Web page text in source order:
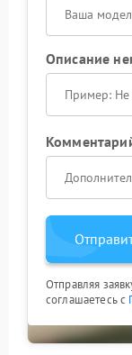
Описание
Отправляя
соглашаетесь с